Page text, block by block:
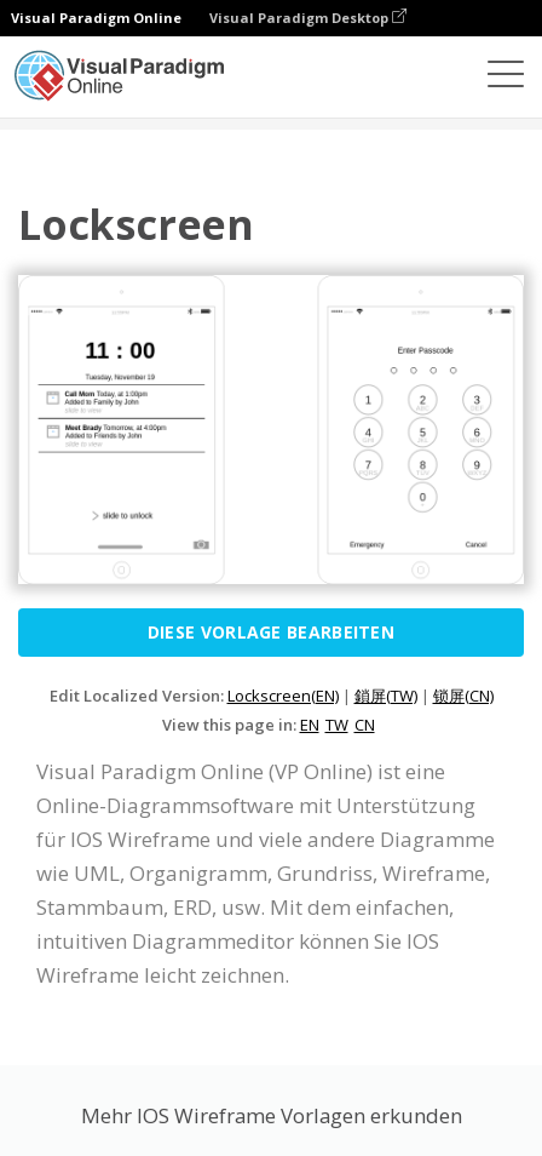
Visual Paradigm Online Visual Paradigm Desktop
Lockscreen
DIESE VORLAGE BEARBEITEN
Edit Localized Version:Lockscreen(EN)| 鎖屏(TW)| 锁屏(CN)
View this page in:EN TW CN
Visual Paradigm Online (VP Online) ist eine
Online-Diagrammsoftware mit Unterstützung
für IOS Wireframe und viele andere Diagramme
wie UML, Organigramm, Grundriss, Wireframe,
Stammbaum, ERD, usw. Mit dem einfachen,
intuitiven Diagrammeditor können Sie IOS
Wireframe leicht zeichnen.
Mehr IOS Wireframe Vorlagen erkunden